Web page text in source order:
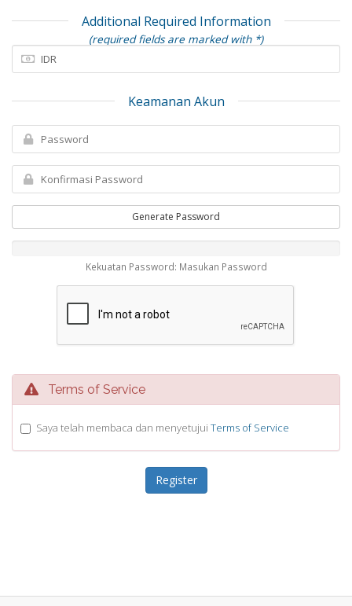
Additional Required Information
(required fields are marked with *)
Keamanan Akun
Generate Password
Kekuatan Password: Masukan Password
Terms of Service
Saya telah membaca dan menyetujui Terms of Service